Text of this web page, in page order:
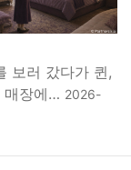
보러 갔다가 퀸,
매장에… 2026-